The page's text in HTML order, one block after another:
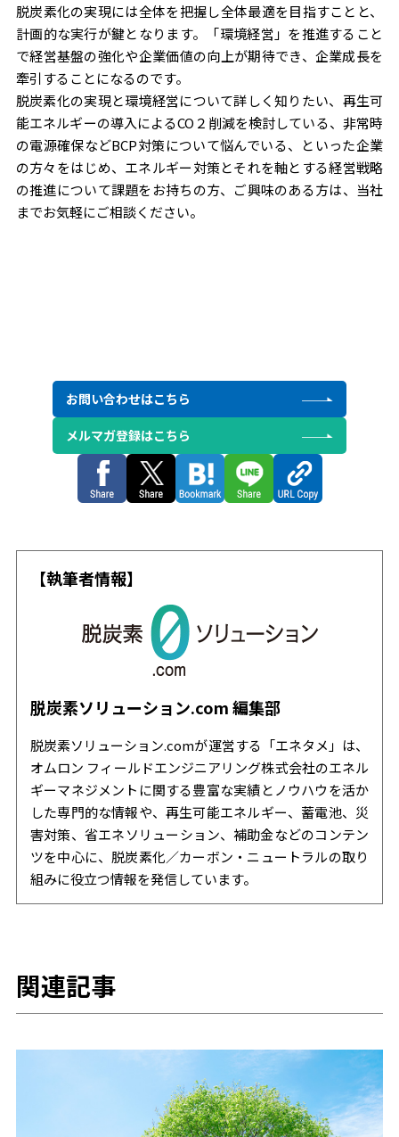
脱炭素化の実現には全体を把握し全体最適を目指すことと、
計画的な実行が鍵となります。「環境経営」を推進すること
で経営基盤の強化や企業価値の向上が期待でき、企業成長を
牽引することになるのです。
脱炭素化の実現と環境経営について詳しく知りたい、再生可
能エネルギーの導入によるCO２削減を検討している、非常時
の電源確保などBCP対策について悩んでいる、といった企業
の方々をはじめ、エネルギー対策とそれを軸とする経営戦略
の推進について課題をお持ちの方、ご興味のある方は、当社
までお気軽にご相談ください。
お問い合わせはこちら
メルマガ登録はこちら
【執筆者情報】
脱炭素ソリューション.com 編集部
脱炭素ソリューション.comが運営する「エネタメ」は、
オムロン フィールドエンジニアリング株式会社のエネル
ギーマネジメントに関する豊富な実績とノウハウを活か
した専門的な情報や、再生可能エネルギー、蓄電池、災
害対策、省エネソリューション、補助金などのコンテン
ツを中心に、脱炭素化／カーボン・ニュートラルの取り
組みに役立つ情報を発信しています。
関連記事